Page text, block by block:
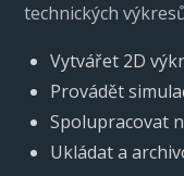
technických
Vytvářet 2D
Provádět
Spolupracovat
Ukládat a